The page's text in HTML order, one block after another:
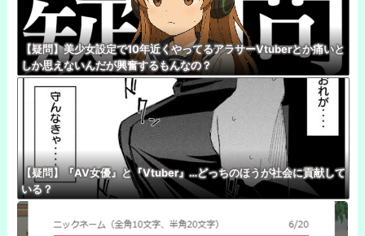
【疑問】美少女設定で10年近くやってるアラサーVtuberとか痛いと
しか思えないんだが興奮するもんなの？
【疑問】『AV女優』と『Vtuber』…どっちのほうが社会に貢献して
いる？